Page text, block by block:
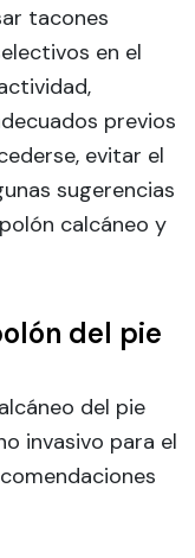
tacones
en el
previos
evitar el
sugerencias
calcáneo y
del pie
del pie
invasivo para el